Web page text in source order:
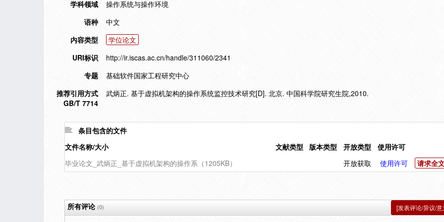
学科领域
操作系统与操作环境
语种
中文
内容类型
学位论文
URI标识
http://ir.iscas.ac.cn/handle/311060/2341
专题
基础软件国家工程研究中心
推荐引用方式
GB/T 7714
武炳正. 基于虚拟机架构的操作系统监控技术研究[D]. 北京. 中国科学院研究生院,2010.
条目包含的文件
文件名称/大小
文献类型 版本类型 开放类型
使用许可
毕业论文_武炳正_基于虚拟机架构的操作系（1205KB）
开放获取 使用许可 请求全
所有评论(0) [发表评论/异议/意